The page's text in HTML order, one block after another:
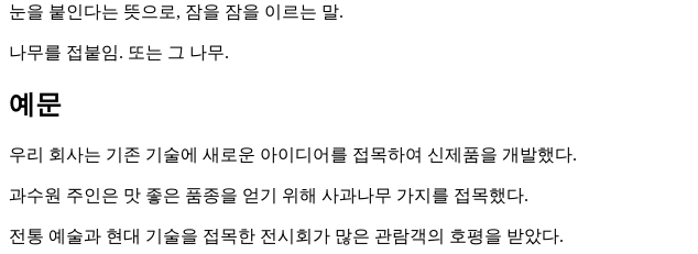
눈을 붙인다는 뜻으로, 잠을 잠을 이르는 말.
나무를 접붙임. 또는 그 나무.
예문
우리 회사는 기존 기술에 새로운 아이디어를 접목하여 신제품을 개발했다.
과수원 주인은 맛 좋은 품종을 얻기 위해 사과나무 가지를 접목했다.
전통 예술과 현대 기술을 접목한 전시회가 많은 관람객의 호평을 받았다.